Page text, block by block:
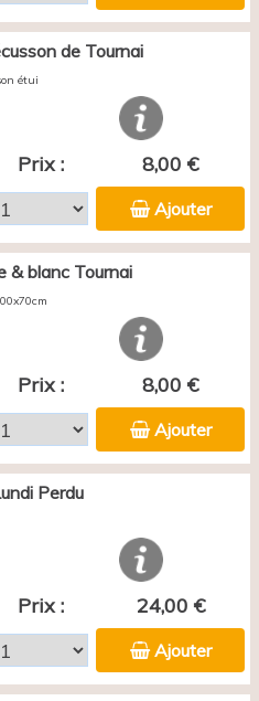
de Tournai
étui
Prix : 8,00 €
Ajouter
& blanc Tournai
Prix : 8,00 €
Ajouter
Perdu
Prix : 24,00 €
Ajouter